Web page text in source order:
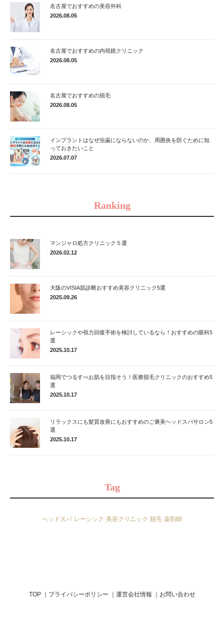
名古屋でおすすめの美容外科
2026.08.05
名古屋でおすすめの内視鏡クリニック
2026.08.05
名古屋でおすすめの脱毛
2026.08.05
インプラントはなぜ虫歯にならないのか、周囲炎を防ぐために知
っておきたいこと
2026.07.07
Ranking
マンジャロ処方クリニック５選
2026.02.12
大阪のVISIA肌診断おすすめ美容クリニック5選
2025.09.26
レーシックや視力回復手術を検討しているなら！おすすめの眼科5
選
2025.10.17
福岡でつるすべお肌を目指そう！医療脱毛クリニックのおすすめ5
選
2025.10.17
リラックスにも髪質改善にもおすすめのご褒美ヘッドスパサロン5
選
2025.10.17
Tag
ヘッドスパ レーシック 美容クリニック 脱毛 薬剤師
TOP プライバシーポリシー 運営会社情報 お問い合わせ